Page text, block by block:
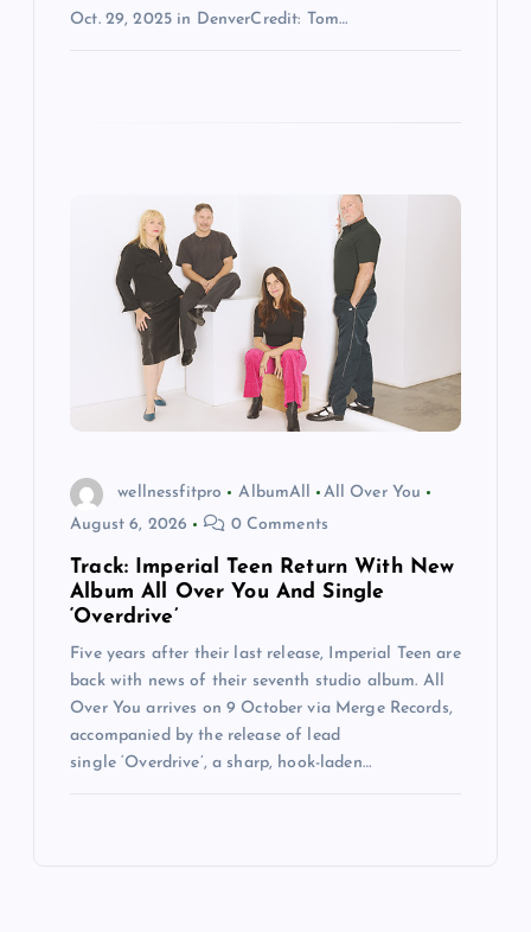
Oct. 29, 2025 in DenverCredit: Tom…
wellnessfitpro AlbumAll
All Over You
August 6, 2026
0 Comments
Track: Imperial Teen Return With New
Album All Over You And Single
‘Overdrive’
Five years after their last release, Imperial Teen are
back with news of their seventh studio album. All
Over You arrives on 9 October via Merge Records,
accompanied by the release of lead
single ‘Overdrive’, a sharp, hook-laden…